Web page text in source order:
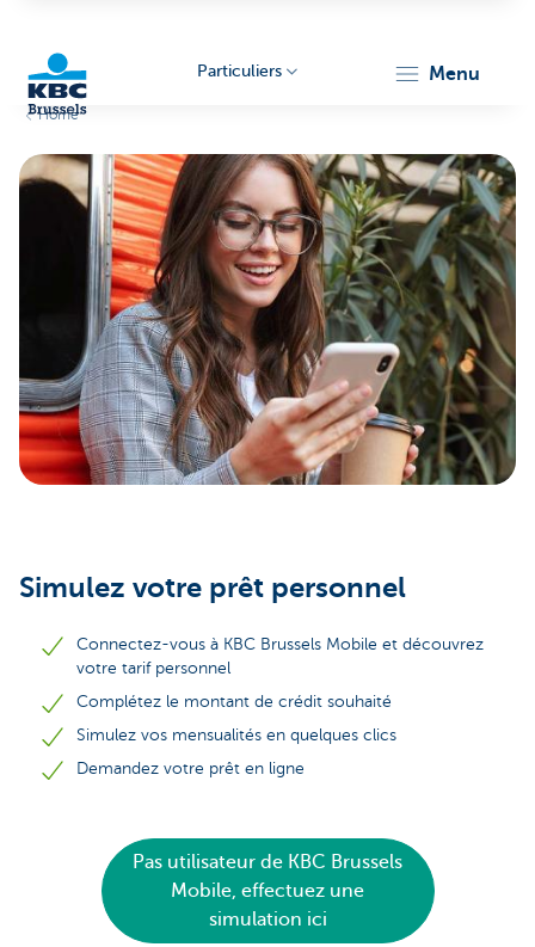
Particuliers menu
Home
Simulez votre prêt personnel
Connectez-vous à KBC Brussels Mobile et découvrez
votre tarif personnel
Complétez le montant de crédit souhaité
Simulez vos mensualités en quelques clics
Demandez votre prêt en ligne
Pas utilisateur de KBC Brussels
Mobile, effectuez une
simulation ici